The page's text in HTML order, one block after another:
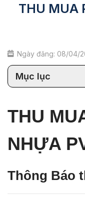
THU MUA
Ngày đăng: 08/04/
Mục lục
THU
NHỰA
Thông Báo